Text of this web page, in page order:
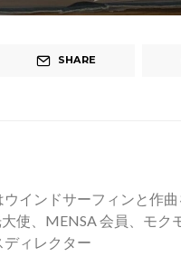
SHARE
インドサーフィンと作
使、MENSA 会員、モク
ィレクター